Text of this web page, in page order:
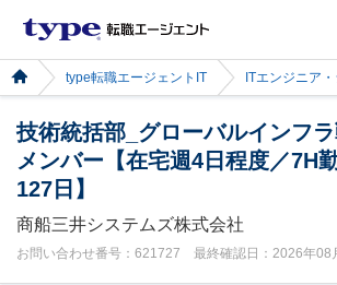
type転職エージェントIT ITエンジニア
技術統括部_グローバルインフラ
メンバー【在宅週4日程度／7H
127日】
商船三井システムズ株式会社
お問い合わせ番号：621727 最終確認日：2026年08